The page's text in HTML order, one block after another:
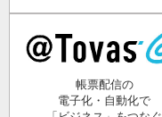
帳票配信の
電子化・自動化で